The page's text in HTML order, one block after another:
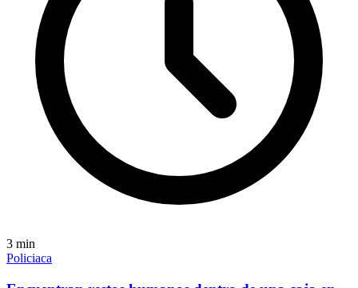
3 min
Policiaca